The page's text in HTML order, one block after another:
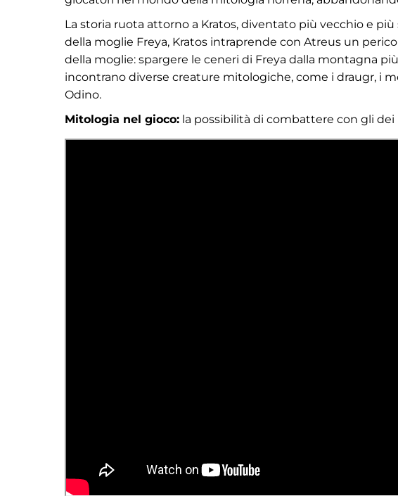
La storia ruota attorno a Kratos, diventato più vecchio e
della moglie Freya, Kratos intraprende con Atreus un
della moglie: spargere le ceneri di Freya dalla montagna
incontrano diverse creature mitologiche, come i draugr, i
Odino.
Mitologia nel gioco: la possibilità di combattere con gli